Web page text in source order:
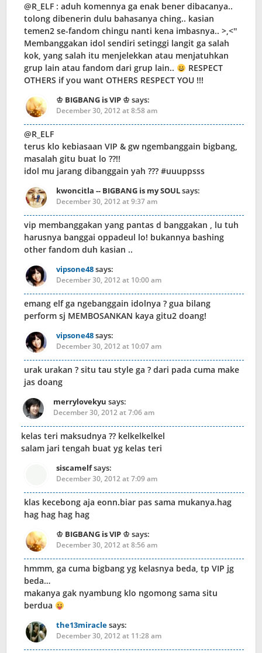
@R_ELF : aduh komennya ga enak bener dibacanya..
tolong dibenerin dulu bahasanya ching.. kasian
temen2 se-fandom chingu nanti kena imbasnya.. >,<''
Membanggakan idol sendiri setinggi langit ga salah
kok, yang salah itu menjelekkan atau menjatuhkan
grup lain atau fandom dari grup lain..
RESPECT
OTHERS if you want OTHERS RESPECT YOU !!!
♔ BIGBANG is VIP ♔ says:
December 30, 2012 at 8:58 am
@R_ELF
terus klo kebiasaan VIP & gw ngembanggain bigbang,
masalah gitu buat lo ??!!
idol mu jarang dibanggain yah ??? #uuuppsss
kwoncitla -- BIGBANG is my SOULsays:
December 30, 2012 at 9:37 am
vip membanggakan yang pantas d banggakan , lu tuh
harusnya banggai oppadeul lo! bukannya bashing
other fandom duh kasian ..
vipsone48says:
December 30, 2012 at 10:00 am
emang elf ga ngebanggain idolnya ? gua bilang
perform sj MEMBOSANKAN kaya gitu2 doang!
vipsone48says:
December 30, 2012 at 10:07 am
urak urakan ? situ tau style ga ? dari pada cuma make
jas doang
merrylovekyu says:
December 30, 2012 at 7:06 am
kelas teri maksudnya ?? kelkelkelkel
salam jari tengah buat yg kelas teri
siscamelfsays:
December 30, 2012 at 7:09 am
klas kecebong aja eonn.biar pas sama mukanya.hag
hag hag hag hag
♔ BIGBANG is VIP ♔ says:
December 30, 2012 at 8:56 am
hmmm, ga cuma bigbang yg kelasnya beda, tp VIP jg
beda…
makanya gak nyambung klo ngomong sama situ
berdua
the13miraclesays:
December 30, 2012 at 11:28 am